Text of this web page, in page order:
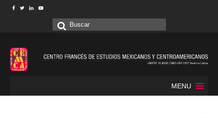
Buscar
MENU